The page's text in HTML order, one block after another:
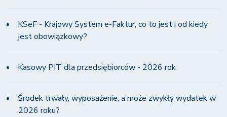
KSeF - Krajowy System e-Faktur, co to jest i od kiedy
jest obowiązkowy?
Kasowy PIT dla przedsiębiorców - 2026 rok
Środek trwały, wyposażenie, a może zwykły wydatek w
2026 roku?